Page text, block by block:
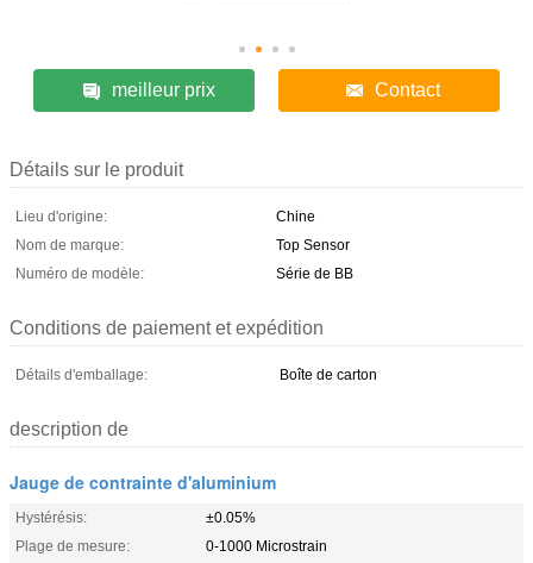
meilleur prix Contact
Détails sur le produit
Lieu d'origine:
Chine
Nom de marque:
Top Sensor
Numéro de modèle:
Série de BB
Conditions de paiement et expédition
Détails d'emballage: Boîte de carton
description de
Jauge de contrainte d'aluminium
Hystérésis:
±0.05%
Plage de mesure:
0-1000 Microstrain